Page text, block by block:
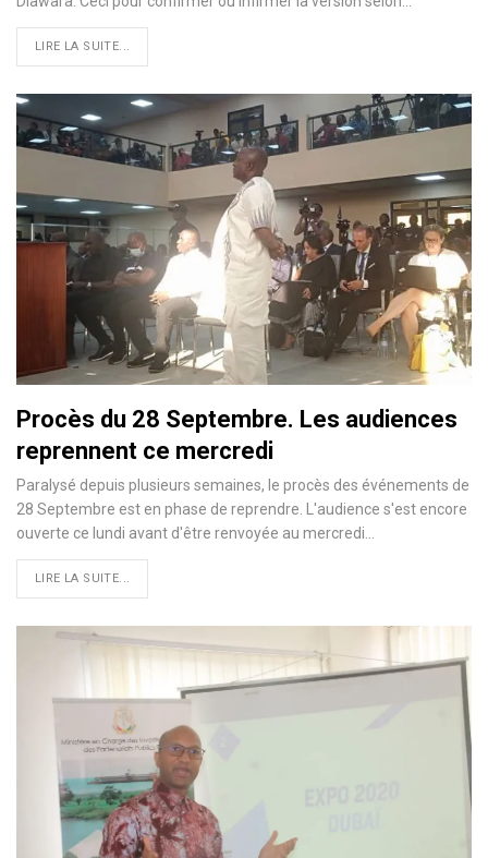
LIRE LA SUITE...
Procès du 28 Septembre. Les audiences
reprennent ce mercredi
Paralysé depuis plusieurs semaines, le procès des événements de
28 Septembre est en phase de reprendre. L'audience s'est encore
ouverte ce lundi avant d'être renvoyée au mercredi…
LIRE LA SUITE...